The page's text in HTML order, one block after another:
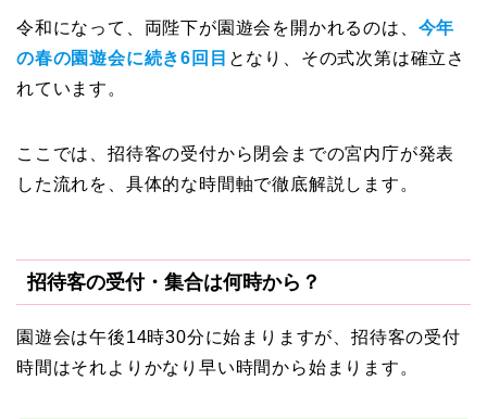
令和になって、両陛下が園遊会を開かれるのは、 今年
の春の園遊会に続き6回目 となり、その式次第は確立さ
れています。
ここでは、招待客の受付から閉会までの宮内庁が発表
した流れを、具体的な時間軸で徹底解説します。
招待客の受付・集合は何時から？
園遊会は午後14時30分に始まりますが、招待客の受付
時間はそれよりかなり早い時間から始まります。